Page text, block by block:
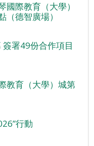
際教育（大學）
德智廣場）
署49份合作項目
教育（大學）城第
行動